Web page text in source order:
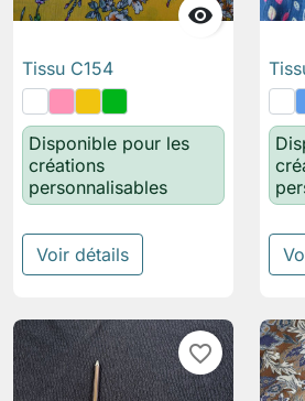

Tissu C154
Disponible pour les
créations
personnalisables
Voir détails
favorite_border